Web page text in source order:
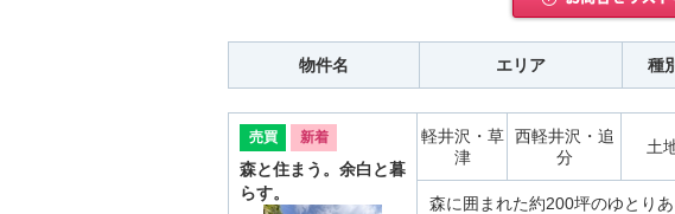
物件名 エリア 種
売買 新着
森と住まう。余白と暮
らす。
軽井沢・草
津
西軽井沢・追
分
土
森に囲まれた約200坪のゆとり